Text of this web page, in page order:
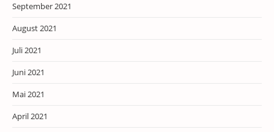
September 2021
August 2021
Juli 2021
Juni 2021
Mai 2021
April 2021